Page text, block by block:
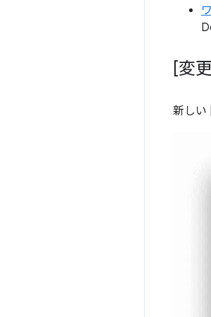
[変
新しい